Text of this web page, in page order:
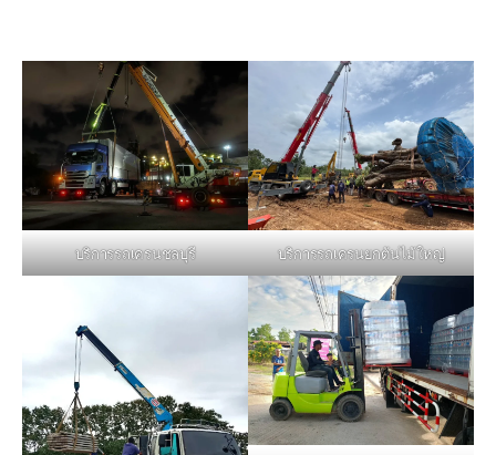
บริการรถเครนชลบุรี บริการรถเครนยกต้นไม้ใหญ่